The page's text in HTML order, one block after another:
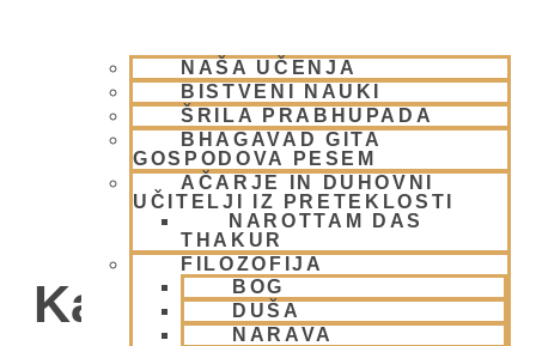
NAŠA UČENJA
BISTVENI NAUKI
ŠRILA PRABHUPADA
BHAGAVAD GITA
GOSPODOVA PESEM
AČARJE IN DUHOVNI
UČITELJI IZ PRETEKLOSTI
NAROTTAM DAS
THAKUR
FILOZOFIJA
BOG
DUŠA
NARAVA
Kategorija: Arhiv